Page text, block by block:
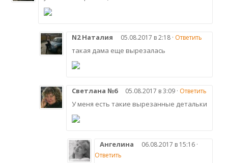
N2 Наталия 05.08.2017 в 2:18 · Ответить
такая дама еще вырезалась
Светлана №6 05.08.2017 в 3:09 · Ответить
У меня есть такие вырезанные детальки
Ангелина
06.08.2017 в 15:16 ·
Ответить